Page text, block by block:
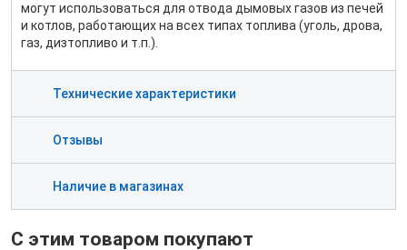
могут использоваться для отвода дымовых газов из печей
и котлов, работающих на всех типах топлива (уголь, дрова,
газ, дизтопливо и т.п.).
Технические характеристики
Отзывы
Наличие в магазинах
С этим товаром покупают